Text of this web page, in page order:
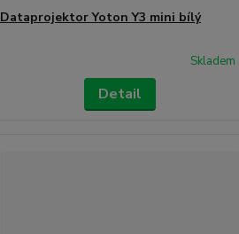
Dataprojektor Yoton Y3 mini bílý
Skladem
Detail